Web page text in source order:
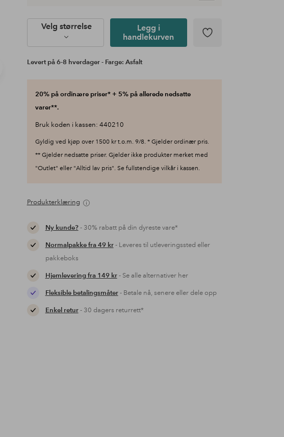
Velg størrelse
Legg i
handlekurven
Levert på 6-8 hverdager - Farge: Asfalt
20% på ordinære priser* + 5% på allerede nedsatte
varer**.
Bruk koden i kassen: 440210
Gyldig ved kjøp over 1500 kr t.o.m. 9/8. * Gjelder ordinær pris.
** Gjelder nedsatte priser. Gjelder ikke produkter merket med
"Outlet" eller "Alltid lav pris". Se fullstendige vilkår i kassen.
Produkterklæring
Ny kunde?- 30% rabatt på din dyreste vare*
Normalpakke fra 49 kr- Leveres til utleveringssted eller
pakkeboks
Hjemlevering fra 149 kr- Se alle alternativer her
Fleksible betalingsmåter- Betale nå, senere eller dele opp
Enkel retur- 30 dagers returrett*